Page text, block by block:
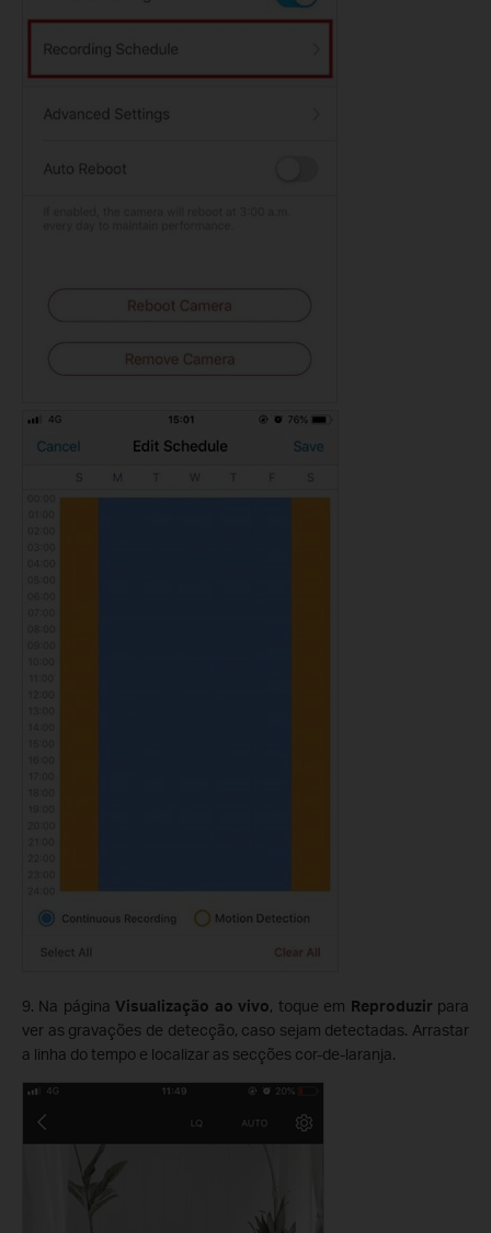
9. Na páginaVisualização ao vivo, toque em Reproduzir para
ver as gravações de detecção, caso sejam detectadas. Arrastar
a linha do tempo e localizar as secções cor-de-laranja.